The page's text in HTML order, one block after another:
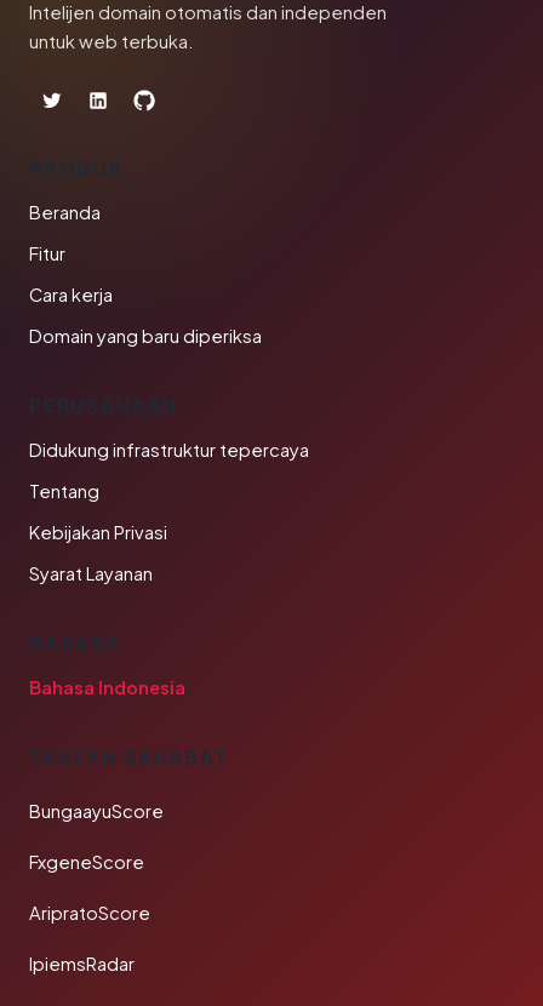
Intelijen domain otomatis dan independen
untuk web terbuka.
PRODUK
Beranda
Fitur
Cara kerja
Domain yang baru diperiksa
PERUSAHAAN
Didukung infrastruktur tepercaya
Tentang
Kebijakan Privasi
Syarat Layanan
BAHASA
Bahasa Indonesia
TAUTAN SAHABAT
BungaayuScore
FxgeneScore
AripratoScore
IpiemsRadar